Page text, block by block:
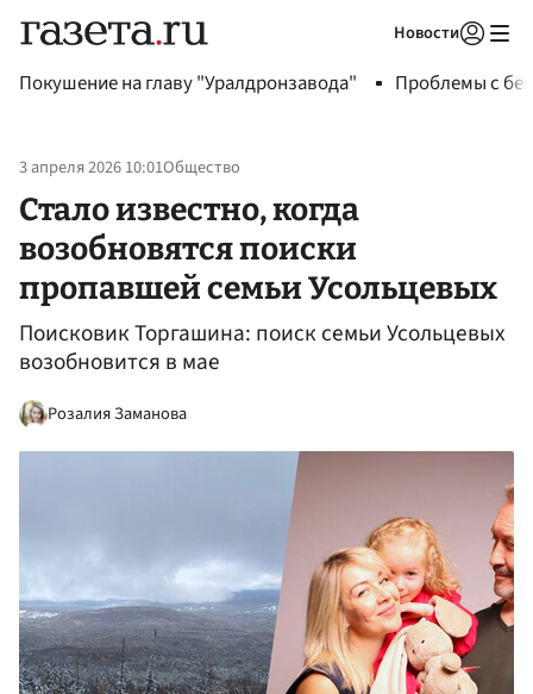
Новости
Покушение на главу "Уралдронзавода" Проблемы с
3 апреля 2026 10:01Общество
Стало известно, когда
возобновятся поиски
пропавшей семьи Усольцевых
Поисковик Торгашина: поиск семьи Усольцевых
возобновится в мае
Розалия Заманова